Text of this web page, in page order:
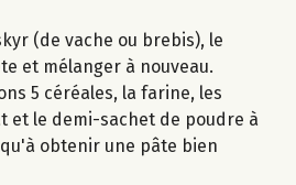
(de vache ou brebis), le
et mélanger à nouveau.
5 céréales, la farine, les
et le demi-sachet de poudre à
obtenir une pâte bien